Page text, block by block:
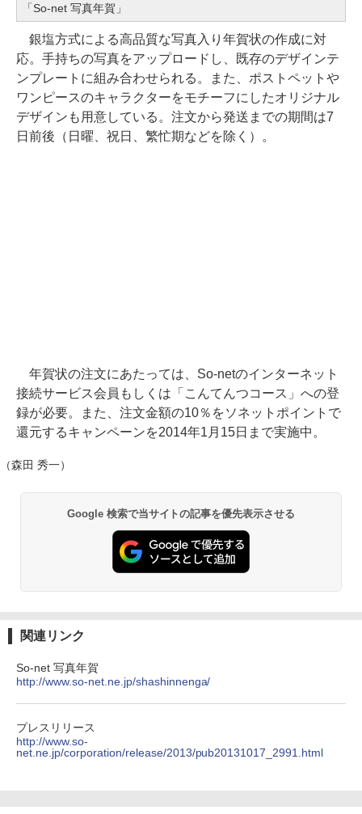
「So-net 写真年賀」
銀塩方式による高品質な写真入り年賀状の作成に対
応。手持ちの写真をアップロードし、既存のデザインテ
ンプレートに組み合わせられる。また、ポストペットや
ワンピースのキャラクターをモチーフにしたオリジナル
デザインも用意している。注文から発送までの期間は7
日前後（日曜、祝日、繁忙期などを除く）。
年賀状の注文にあたっては、So-netのインターネット
接続サービス会員もしくは「こんてんつコース」への登
録が必要。また、注文金額の10％をソネットポイントで
還元するキャンペーンを2014年1月15日まで実施中。
（森田 秀一）
Google 検索で当サイトの記事を優先表示させる
関連リンク
So-net 写真年賀
http://www.so-net.ne.jp/shashinnenga/
プレスリリース
http://www.so-
net.ne.jp/corporation/release/2013/pub20131017_2991.html